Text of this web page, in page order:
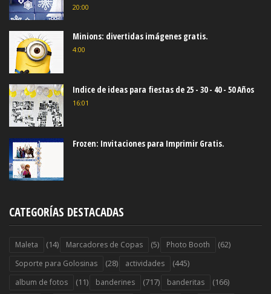
20:00
Minions: divertidas imágenes gratis.
4:00
Indice de ideas para fiestas de 25 - 30 - 40 - 50 Años
16:01
Frozen: Invitaciones para Imprimir Gratis.
CATEGORÍAS DESTACADAS
Maleta (14) Marcadores de Copas (5) Photo Booth (62)
Soporte para Golosinas (28) actividades (445)
album de fotos (11) banderines (717) banderitas (166)